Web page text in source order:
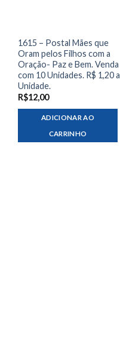
1615 – Postal Mães que
Oram pelos Filhos com a
Oração- Paz e Bem. Venda
com 10 Unidades. R$ 1,20 a
Unidade.
R$12,00
ADICIONAR AO
CARRINHO